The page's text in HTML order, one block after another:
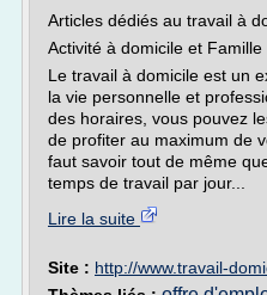
Articles dédiés au travail à
Activité à domicile et Famille
Le travail à domicile est un
la vie personnelle et
des horaires, vous pouvez
de profiter au maximum de
faut savoir tout de même
temps de travail par jour...
Lire la suite
Site : http://www.travail-